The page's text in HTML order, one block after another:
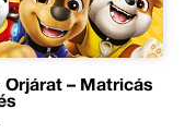
Őrjárat – Matricás